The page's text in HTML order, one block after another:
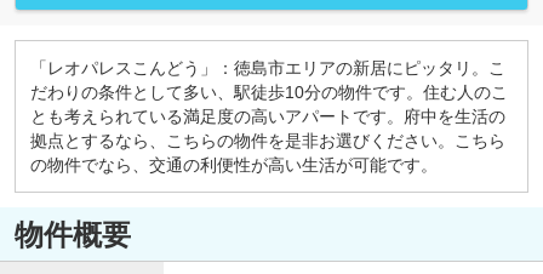
「レオパレスこんどう」：徳島市エリアの新居にピッタリ。こ
だわりの条件として多い、駅徒歩10分の物件です。住む人のこ
とも考えられている満足度の高いアパートです。府中を生活の
拠点とするなら、こちらの物件を是非お選びください。こちら
の物件でなら、交通の利便性が高い生活が可能です。
物件概要